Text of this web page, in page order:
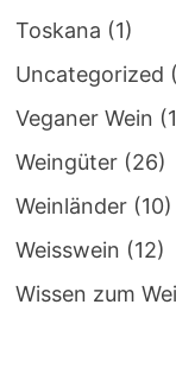
Toskana (1)
Uncategorized
Veganer Wein
Weingüter(26)
Weinländer(10)
Weisswein (12)
Wissen zum